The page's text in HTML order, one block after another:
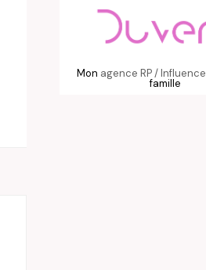
Mon agence RP / Influence
famille